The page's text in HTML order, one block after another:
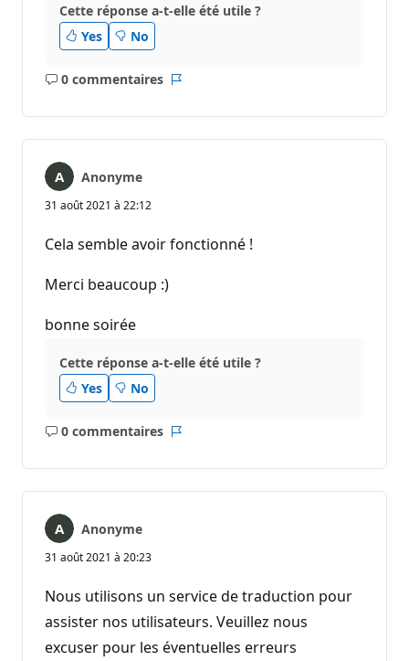
Cette réponse a-t-elle été utile ?
Yes
No
0 commentaires
Aucun
Anonyme
31 août 2021 à 22:12
Cela semble avoir fonctionné !
Merci beaucoup :)
bonne soirée
Cette réponse a-t-elle été utile ?
Yes
No
0 commentaires
Aucun
Anonyme
31 août 2021 à 20:23
Nous utilisons un service de traduction pour
assister nos utilisateurs. Veuillez nous
excuser pour les éventuelles erreurs